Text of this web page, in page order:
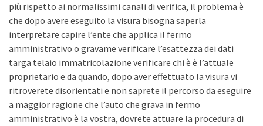
più rispetto ai normalissimi canali di verifica, il problema è
che dopo avere eseguito la visura bisogna saperla
interpretare capire l’ente che applica il fermo
amministrativo o gravame verificare l’esattezza dei dati
targa telaio immatricolazione verificare chi è è l’attuale
proprietario e da quando, dopo aver effettuato la visura vi
ritroverete disorientati e non saprete il percorso da eseguire
a maggior ragione che l’auto che grava in fermo
amministrativo è la vostra, dovrete attuare la procedura di